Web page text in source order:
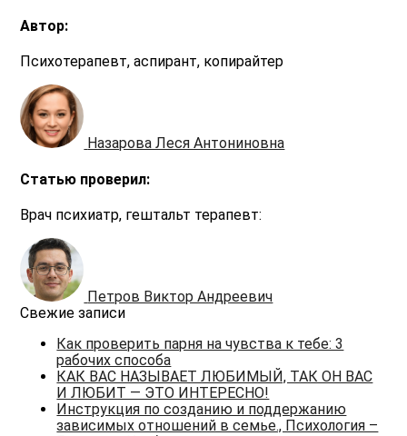
Автор:
Психотерапевт, аспирант, копирайтер
Назарова Леся Антониновна
Статью проверил:
Врач психиатр, гештальт терапевт:
Петров Виктор Андреевич
Свежие записи
Как проверить парня на чувства к тебе: 3
рабочих способа
КАК ВАС НАЗЫВАЕТ ЛЮБИМЫЙ, ТАК ОН ВАС
И ЛЮБИТ — ЭТО ИНТЕРЕСНО!
Инструкция по созданию и поддержанию
зависимых отношений в семье., Психология –